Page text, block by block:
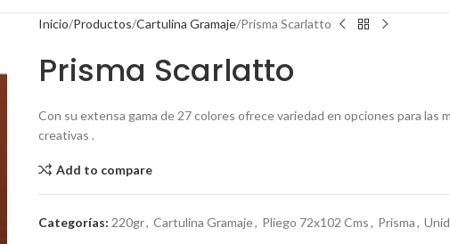
Inicio Productos Cartulina Gramaje Prisma Scarlatto
Prisma Scarlatto
Con su extensa gama de 27 colores ofrece variedad en opciones para las
creativas .
Add to compare
Categorías: 220gr, Cartulina Gramaje, Pliego 72x102 Cms, Prisma,